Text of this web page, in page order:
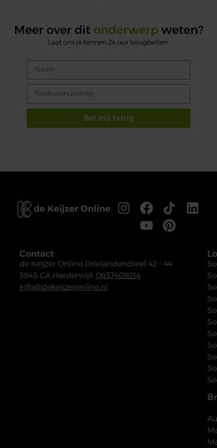
Meer over dit onderwerp weten?
Laat ons je binnen 24 uur terugbellen.
Bel mij terug
Contact
de Keijzer Online Drielandendreef 42 – 44
3845 CA Harderwijk 0637409214
info@dekeijzeronline.nl